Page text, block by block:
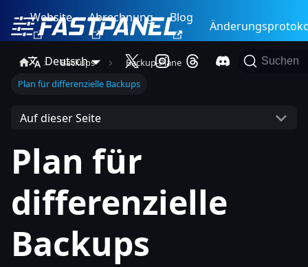
Website Abrechnung Blog
Deutsch Suchen
Backups
Backup-Pläne
Plan für differenzielle Backups
Auf dieser Seite
Plan für
differenzielle
Backups